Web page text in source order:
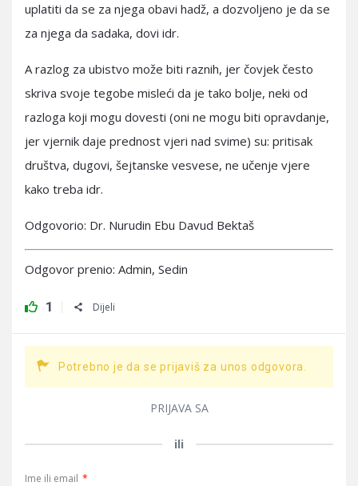
uplatiti da se za njega obavi hadž, a dozvoljeno je da se
za njega da sadaka, dovi idr.
A razlog za ubistvo može biti raznih, jer čovjek često
skriva svoje tegobe misleći da je tako bolje, neki od
razloga koji mogu dovesti (oni ne mogu biti opravdanje,
jer vjernik daje prednost vjeri nad svime) su: pritisak
društva, dugovi, šejtanske vesvese, ne učenje vjere
kako treba idr.
Odgovorio: Dr. Nurudin Ebu Davud Bektaš
Odgovor prenio: Admin, Sedin
1 Dijeli
Potrebno je da se prijaviš za unos odgovora.
PRIJAVA SA
ili
Ime ili email *